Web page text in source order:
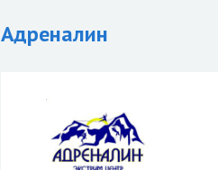
Адреналин